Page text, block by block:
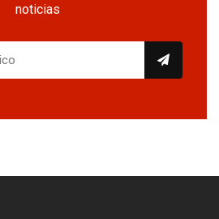
noticias